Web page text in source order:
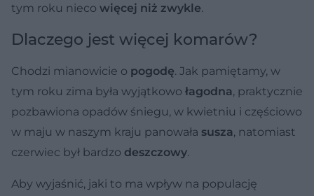
tym roku nieco więcej niż zwykle.
Dlaczego jest więcej komarów?
Chodzi mianowicie o pogodę. Jak pamiętamy, w
tym roku zima była wyjątkowo łagodna, praktycznie
pozbawiona opadów śniegu, w kwietniu i częściowo
w maju w naszym kraju panowała susza, natomiast
czerwiec był bardzo deszczowy.
Aby wyjaśnić, jaki to ma wpływ na populację